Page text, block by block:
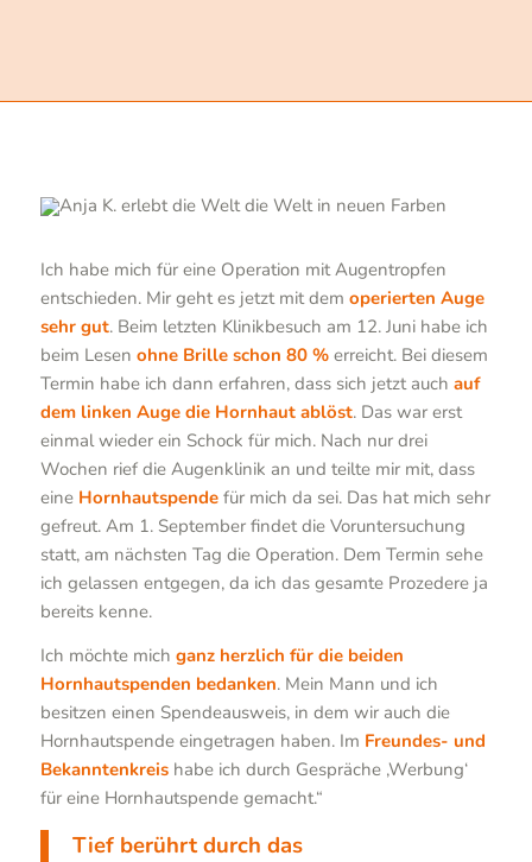
Ich habe mich für eine Operation mit Augentropfen
entschieden. Mir geht es jetzt mit dem operierten Auge
sehr gut. Beim letzten Klinikbesuch am 12. Juni habe ich
beim Lesen ohne Brille schon 80 %erreicht. Bei diesem
Termin habe ich dann erfahren, dass sich jetzt auch auf
dem linken Auge die Hornhaut ablöst. Das war erst
einmal wieder ein Schock für mich. Nach nur drei
Wochen rief die Augenklinik an und teilte mir mit, dass
eineHornhautspendefür mich da sei. Das hat mich sehr
gefreut. Am 1. September findet die Voruntersuchung
statt, am nächsten Tag die Operation. Dem Termin sehe
ich gelassen entgegen, da ich das gesamte Prozedere ja
bereits kenne.
Ich möchte mich ganz herzlich für die beiden
Hornhautspenden bedanken. Mein Mann und ich
besitzen einen Spendeausweis, in dem wir auch die
Hornhautspende eingetragen haben. Im Freundes- und
Bekanntenkreishabe ich durch Gespräche ‚Werbung‘
für eine Hornhautspende gemacht.“
Tief berührt durch das